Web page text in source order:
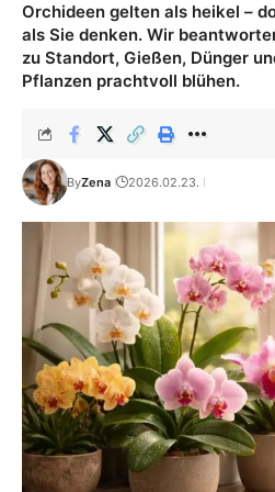
Orchideen gelten als heikel –
als Sie denken. Wir
zu Standort, Gießen, Dünger
Pflanzen prachtvoll blühen.
ByZena 2026.02.23.